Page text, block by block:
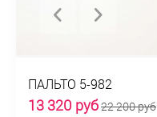
ПАЛЬТО 5-982
13 320 руб22 200 руб